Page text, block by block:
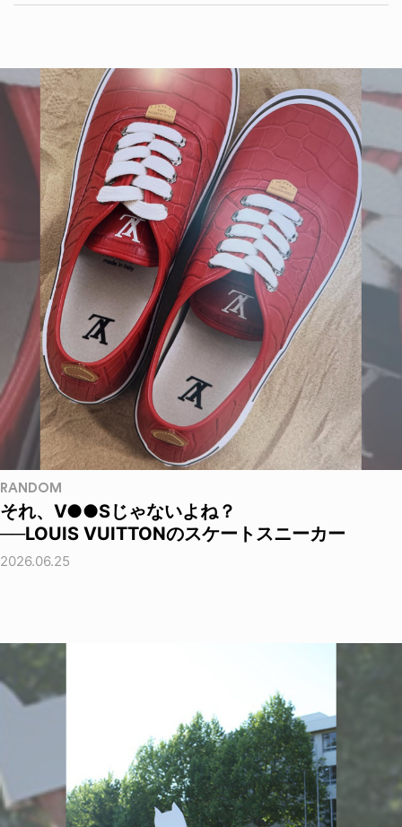
RANDOM
それ、V●●Sじゃないよね？
──LOUIS VUITTONのスケートスニーカー
2026.06.25